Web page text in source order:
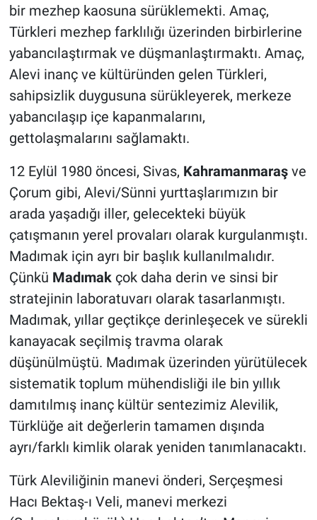
bir mezhep kaosuna sürüklemekti. Amaç,
Türkleri mezhep farklılığı üzerinden birbirlerine
yabancılaştırmak ve düşmanlaştırmaktı. Amaç,
Alevi inanç ve kültüründen gelen Türkleri,
sahipsizlik duygusuna sürükleyerek, merkeze
yabancılaşıp içe kapanmalarını,
gettolaşmalarını sağlamaktı.
12 Eylül 1980 öncesi, Sivas, Kahramanmaraşve
Çorum gibi, Alevi/Sünni yurttaşlarımızın bir
arada yaşadığı iller, gelecekteki büyük
çatışmanın yerel provaları olarak kurgulanmıştı.
Madımak için ayrı bir başlık kullanılmalıdır.
Çünkü Madımakçok daha derin ve sinsi bir
stratejinin laboratuvarı olarak tasarlanmıştı.
Madımak, yıllar geçtikçe derinleşecek ve sürekli
kanayacak seçilmiş travma olarak
düşünülmüştü. Madımak üzerinden yürütülecek
sistematik toplum mühendisliği ile bin yıllık
damıtılmış inanç kültür sentezimiz Alevilik,
Türklüğe ait değerlerin tamamen dışında
ayrı/farklı kimlik olarak yeniden tanımlanacaktı.
Türk Aleviliğinin manevi önderi, Serçeşmesi
Hacı Bektaş-ı Veli, manevi merkezi